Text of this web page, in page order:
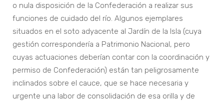
o nula disposición de la Confederación a realizar sus
funciones de cuidado del río. Algunos ejemplares
situados en el soto adyacente al Jardín de la Isla (cuya
gestión correspondería a Patrimonio Nacional, pero
cuyas actuaciones deberían contar con la coordinación y
permiso de Confederación) están tan peligrosamente
inclinados sobre el cauce, que se hace necesaria y
urgente una labor de consolidación de esa orilla y de